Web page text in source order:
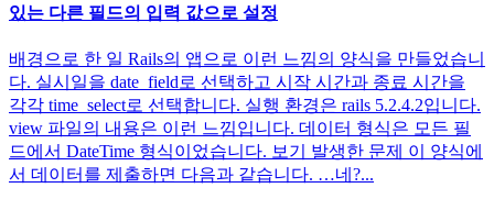
있는 다른 필드의 입력 값으로 설정
배경으로 한 일 Rails의 앱으로 이런 느낌의 양식을 만들었습니
다. 실시일을 date_field로 선택하고 시작 시간과 종료 시간을
각각 time_select로 선택합니다. 실행 환경은 rails 5.2.4.2입니다.
view 파일의 내용은 이런 느낌입니다. 데이터 형식은 모든 필
드에서 DateTime 형식이었습니다. 보기 발생한 문제 이 양식에
서 데이터를 제출하면 다음과 같습니다. …네?...